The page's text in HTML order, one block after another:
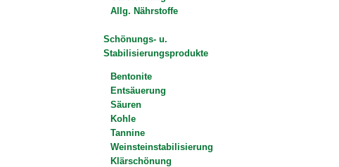
Allg. Nährstoffe
Schönungs- u.
Stabilisierungsprodukte
Bentonite
Entsäuerung
Säuren
Kohle
Tannine
Weinsteinstabilisierung
Klärschönung